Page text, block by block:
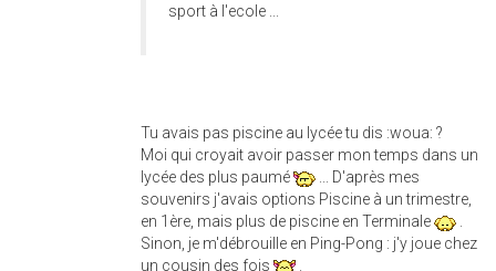
sport à l'ecole ...
Tu avais pas piscine au lycée tu dis :woua: ?
Moi qui croyait avoir passer mon temps dans un
lycée des plus paumé
... D'après mes
souvenirs j'avais options Piscine à un trimestre,
en 1ère, mais plus de piscine en Terminale
.
Sinon, je m'débrouille en Ping-Pong : j'y joue chez
un cousin des fois
.